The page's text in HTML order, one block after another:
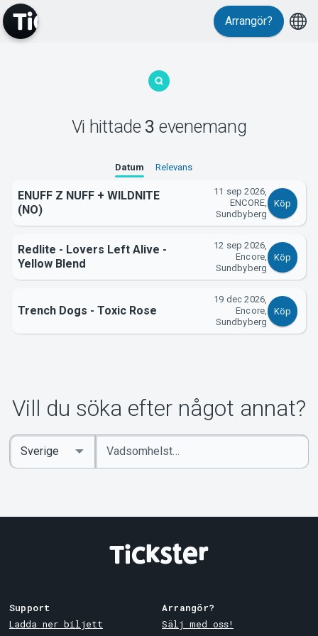
MyTickster
Support
Om Tickster
Arrangör?
Vi hittade 3 evenemang
Datum Relevans
ENUFF Z NUFF + WILDNITE
(NO)
11 sep 2026,
ENCORE,
Sundbyberg
Köp
Redlite - Lovers Left Alive -
Yellow Blend
12 sep 2026,
Encore,
Sundbyberg
Köp
Trench Dogs - Toxic Rose
19 dec 2026,
Encore,
Sundbyberg
Köp
Vill du söka efter något annat?
Ange
sökord
Select
Country
Support
Ladda ner biljett
Arrangör?
Sälj med oss!